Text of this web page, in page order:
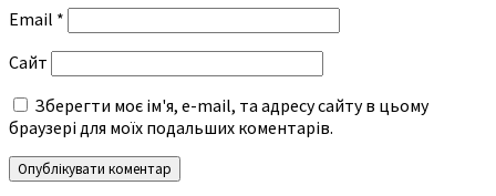
Email *
Сайт
Зберегти моє ім'я, e-mail, та адресу сайту в цьому
браузері для моїх подальших коментарів.